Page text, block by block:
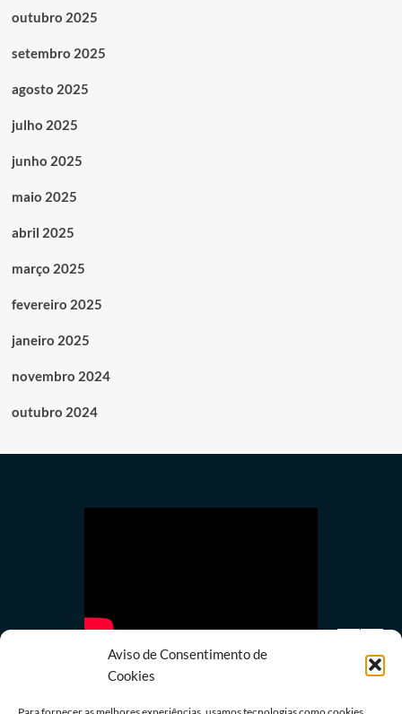
Aviso de Consentimento de
Cookies
outubro 2025
setembro 2025
agosto 2025
julho 2025
junho 2025
maio 2025
abril 2025
março 2025
fevereiro 2025
janeiro 2025
novembro 2024
outubro 2024